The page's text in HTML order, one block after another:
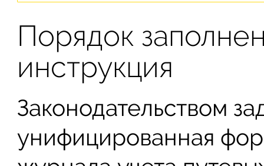
Порядок
инструкция
Законодательством
унифицированная